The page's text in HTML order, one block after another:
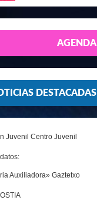
AGENDA
DESTACADAS
Juvenil Centro Juvenil
Auxiliadora» Gaztetxo